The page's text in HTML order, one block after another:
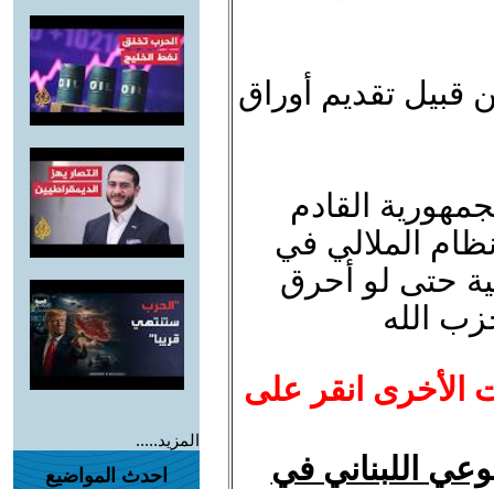
قبيل تقديم أوراق
القادم
الملالي في
حتى لو أحرق
الله
الأخرى انقر على
اللبناني في
المزيد.....
احدث المواضيع